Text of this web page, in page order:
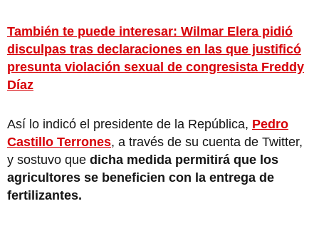
También te puede interesar: Wilmar Elera pidió
disculpas tras declaraciones en las que justificó
presunta violación sexual de congresista Freddy
Díaz
Así lo indicó el presidente de la República, Pedro
Castillo Terrones, a través de su cuenta de Twitter,
y sostuvo que dicha medida permitirá que los
agricultores se beneficien con la entrega de
fertilizantes.